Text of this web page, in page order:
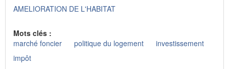
AMELIORATION DE L'HABITAT
Mots clés :
marché foncier
politique du logement
investissement
impôt